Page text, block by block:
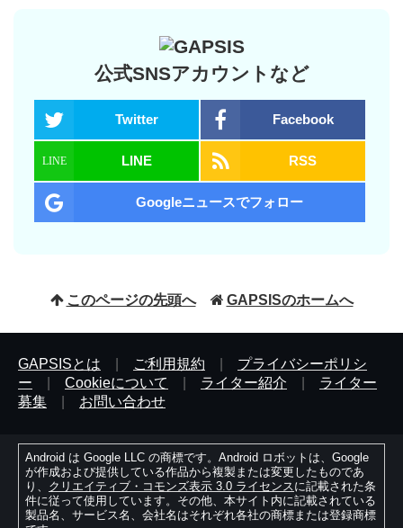
公式SNSアカウントなど
Twitter Facebook
LINE RSS
Googleニュースでフォロー
このページの先頭へ GAPSISのホームへ
GAPSISとは ご利用規約
プライバシーポリシ
ー
Cookieについて ライター紹介
ライター
募集
お問い合わせ
Android は Google LLC の商標です。Android ロボットは、Google
が作成および提供している作品から複製または変更したものであ
り、 クリエイティブ・コモンズ表示 3.0 ライセンスに記載された条
件に従って使用しています。その他、本サイト内に記載されている
製品名、サービス名、会社名はそれぞれ各社の商標または登録商標